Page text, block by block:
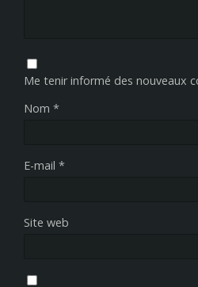
Me tenir informé des nouveaux
Nom *
E-mail *
Site web